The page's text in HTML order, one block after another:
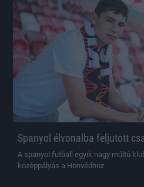
Spanyol élvonalba feljutott
A spanyol futball egyik nagy múltú
középpályás a Honvédhoz.